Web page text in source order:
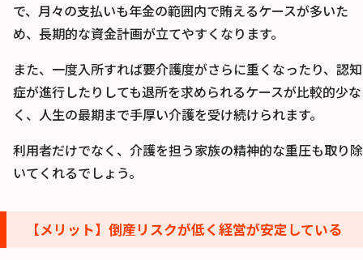
で、月々の支払いも年金の範囲内で賄えるケースが多いた
め、長期的な資金計画が立てやすくなります。
また、一度入所すれば要介護度がさらに重くなったり、認知
症が進行したりしても退所を求められるケースが比較的少な
く、人生の最期まで手厚い介護を受け続けられます。
利用者だけでなく、介護を担う家族の精神的な重圧も取り除
いてくれるでしょう。
【メリット】倒産リスクが低く経営が安定している